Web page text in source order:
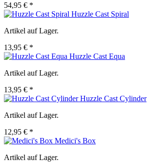
54,95 € *
Huzzle Cast Spiral
Artikel auf Lager.
13,95 € *
Huzzle Cast Equa
Artikel auf Lager.
13,95 € *
Huzzle Cast Cylinder
Artikel auf Lager.
12,95 € *
Medici's Box
Artikel auf Lager.